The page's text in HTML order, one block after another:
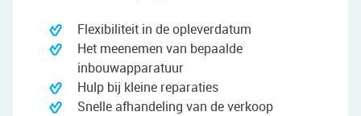
Flexibiliteit in de opleverdatum
Het meenemen van bepaalde
inbouwapparatuur
Hulp bij kleine reparaties
Snelle afhandeling van de verkoop